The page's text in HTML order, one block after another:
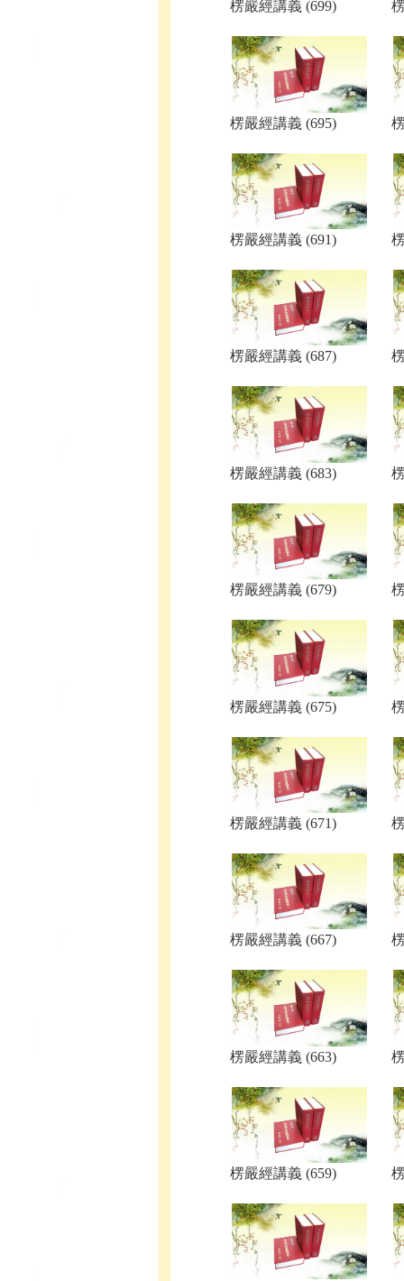
楞嚴經講義 (699)
楞嚴經講義 (695)
楞嚴經講義 (691)
楞嚴經講義 (687)
楞嚴經講義 (683)
楞嚴經講義 (679)
楞嚴經講義 (675)
楞嚴經講義 (671)
楞嚴經講義 (667)
楞嚴經講義 (663)
楞嚴經講義 (659)